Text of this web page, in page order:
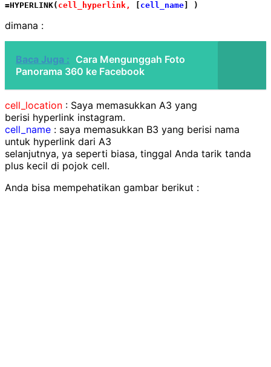
=HYPERLINK( cell_hyperlink, cell_name ] )
dimana :
Baca Juga : Cara Mengunggah Foto
Panorama 360 ke Facebook
cell_location : Saya memasukkan A3 yang
berisi hyperlink instagram.
cell_name : saya memasukkan B3 yang berisi nama
untuk hyperlink dari A3
selanjutnya, ya seperti biasa, tinggal Anda tarik tanda
plus kecil di pojok cell.
Anda bisa mempehatikan gambar berikut :